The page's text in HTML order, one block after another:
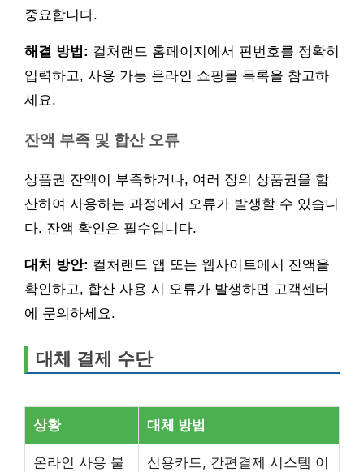
중요합니다.
해결 방법: 컬처랜드 홈페이지에서 핀번호를 정확히
입력하고, 사용 가능 온라인 쇼핑몰 목록을 참고하
세요.
잔액 부족 및 합산 오류
상품권 잔액이 부족하거나, 여러 장의 상품권을 합
산하여 사용하는 과정에서 오류가 발생할 수 있습니
다. 잔액 확인은 필수입니다.
대처 방안: 컬처랜드 앱 또는 웹사이트에서 잔액을
확인하고, 합산 사용 시 오류가 발생하면 고객센터
에 문의하세요.
대체 결제 수단
상황 대체 방법
온라인 사용 불
신용카드, 간편결제 시스템 이